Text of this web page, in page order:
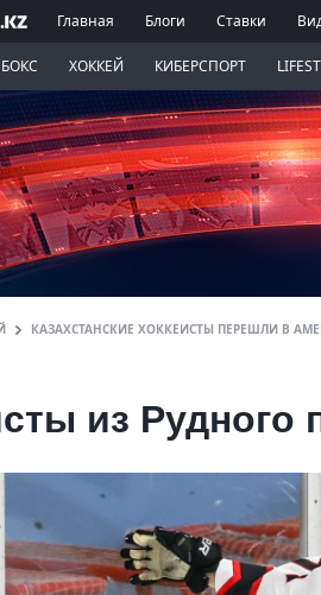
Главная Блоги Ставки
БОКС ХОККЕЙ КИБЕРСПОРТ
КАЗАХСТАНСКИЕ ХОККЕИСТЫ ПЕРЕШЛИ В
из